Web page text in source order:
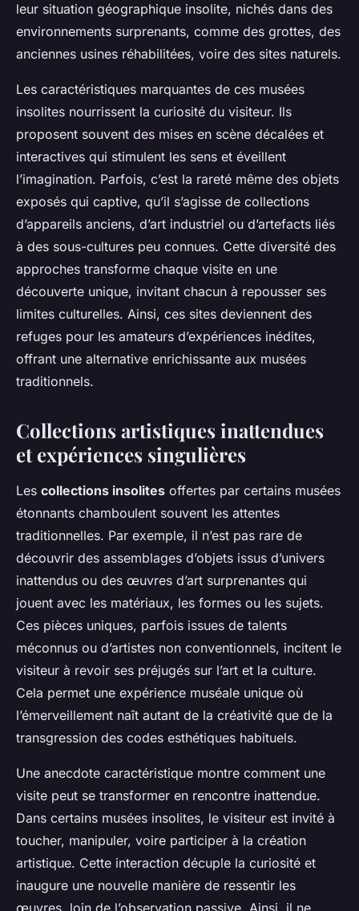
leur situation géographique insolite, nichés dans des
environnements surprenants, comme des grottes, des
anciennes usines réhabilitées, voire des sites naturels.
Les caractéristiques marquantes de ces musées
insolites nourrissent la curiosité du visiteur. Ils
proposent souvent des mises en scène décalées et
interactives qui stimulent les sens et éveillent
l’imagination. Parfois, c’est la rareté même des objets
exposés qui captive, qu’il s’agisse de collections
d’appareils anciens, d’art industriel ou d’artefacts liés
à des sous-cultures peu connues. Cette diversité des
approches transforme chaque visite en une
découverte unique, invitant chacun à repousser ses
limites culturelles. Ainsi, ces sites deviennent des
refuges pour les amateurs d’expériences inédites,
offrant une alternative enrichissante aux musées
traditionnels.
Collections artistiques inattendues
et expériences singulières
Les collections insolites offertes par certains musées
étonnants chamboulent souvent les attentes
traditionnelles. Par exemple, il n’est pas rare de
découvrir des assemblages d’objets issus d’univers
inattendus ou des œuvres d’art surprenantes qui
jouent avec les matériaux, les formes ou les sujets.
Ces pièces uniques, parfois issues de talents
méconnus ou d’artistes non conventionnels, incitent le
visiteur à revoir ses préjugés sur l’art et la culture.
Cela permet une expérience muséale unique où
l’émerveillement naît autant de la créativité que de la
transgression des codes esthétiques habituels.
Une anecdote caractéristique montre comment une
visite peut se transformer en rencontre inattendue.
Dans certains musées insolites, le visiteur est invité à
toucher, manipuler, voire participer à la création
artistique. Cette interaction décuple la curiosité et
inaugure une nouvelle manière de ressentir les